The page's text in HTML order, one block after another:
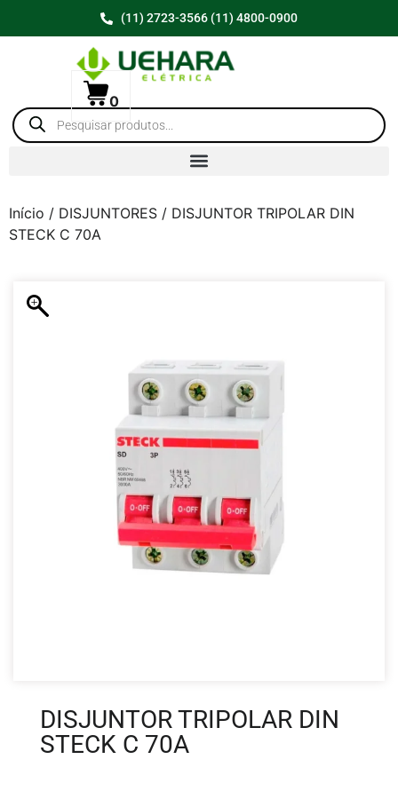
(11) 2723-3566 (11) 4800-0900
0
Início / DISJUNTORES / DISJUNTOR TRIPOLAR DIN
STECK C 70A
DISJUNTOR TRIPOLAR DIN
STECK C 70A